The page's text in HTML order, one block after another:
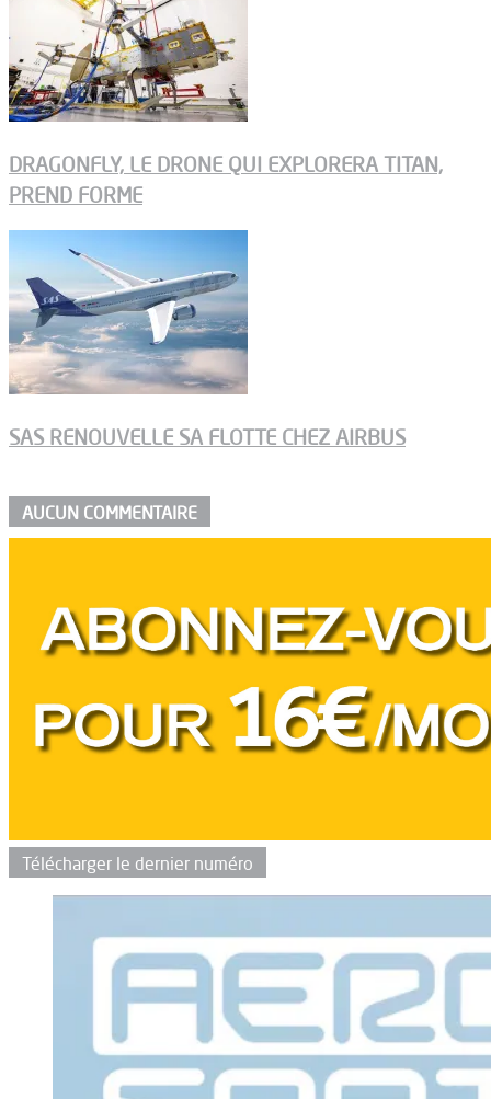
DRAGONFLY, LE DRONE QUI EXPLORERA TITAN,
PREND FORME
SAS RENOUVELLE SA FLOTTE CHEZ AIRBUS
AUCUN COMMENTAIRE
Télécharger le dernier numéro